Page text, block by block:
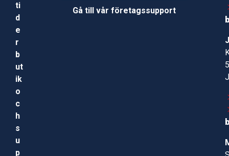
ti
d
e
r
b
ut
ik
o
c
h
s
u
p
Gå till vår företagssupport